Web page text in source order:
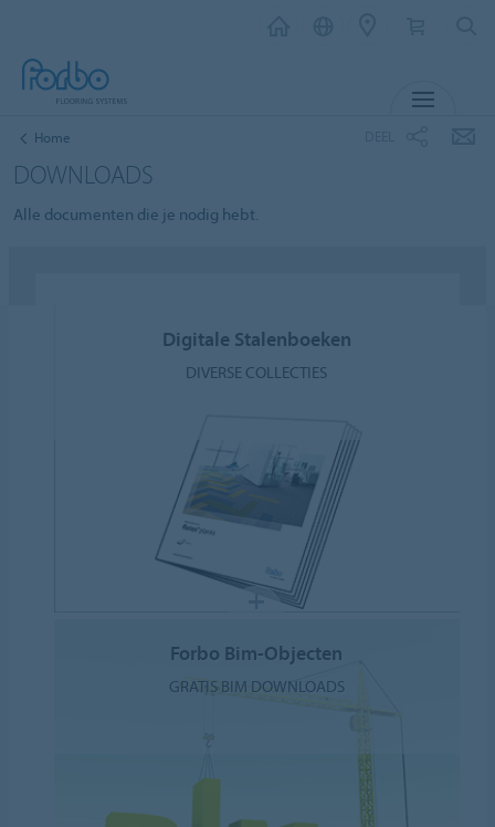
Home
DOWNLOADS
Alle documenten die je nodig hebt.
Digitale Stalenboeken
DIVERSE COLLECTIES
Forbo Bim-Objecten
GRATIS BIM DOWNLOADS